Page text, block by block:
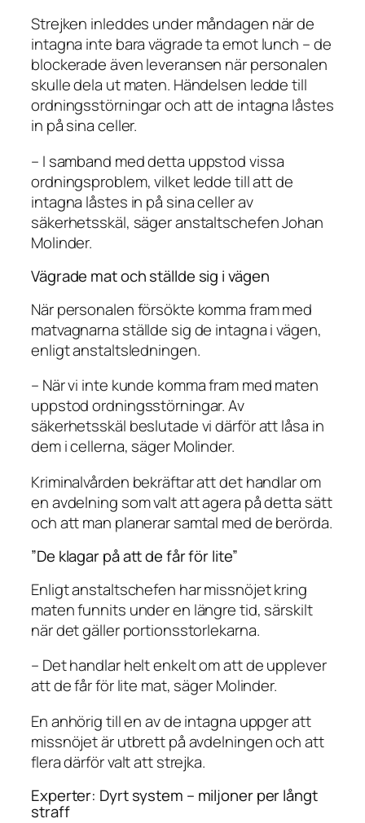
Strejken inleddes under måndagen när de
intagna inte bara vägrade ta emot lunch – de
blockerade även leveransen när personalen
skulle dela ut maten. Händelsen ledde till
ordningsstörningar och att de intagna låstes
in på sina celler.
– I samband med detta uppstod vissa
ordningsproblem, vilket ledde till att de
intagna låstes in på sina celler av
säkerhetsskäl, säger anstaltschefen Johan
Molinder.
Vägrade mat och ställde sig i vägen
När personalen försökte komma fram med
matvagnarna ställde sig de intagna i vägen,
enligt anstaltsledningen.
– När vi inte kunde komma fram med maten
uppstod ordningsstörningar. Av
säkerhetsskäl beslutade vi därför att låsa in
dem i cellerna, säger Molinder.
Kriminalvården bekräftar att det handlar om
en avdelning som valt att agera på detta sätt
och att man planerar samtal med de berörda.
”De klagar på att de får för lite”
Enligt anstaltschefen har missnöjet kring
maten funnits under en längre tid, särskilt
när det gäller portionsstorlekarna.
– Det handlar helt enkelt om att de upplever
att de får för lite mat, säger Molinder.
En anhörig till en av de intagna uppger att
missnöjet är utbrett på avdelningen och att
flera därför valt att strejka.
Experter: Dyrt system – miljoner per långt
straff